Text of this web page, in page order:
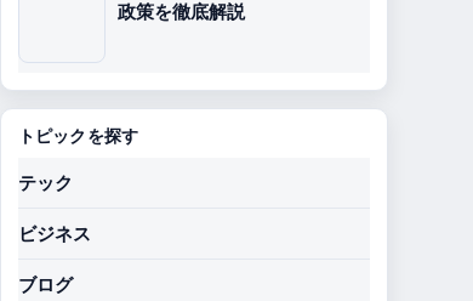
政策を徹底解説
トピックを探す
テック
ビジネス
ブログ